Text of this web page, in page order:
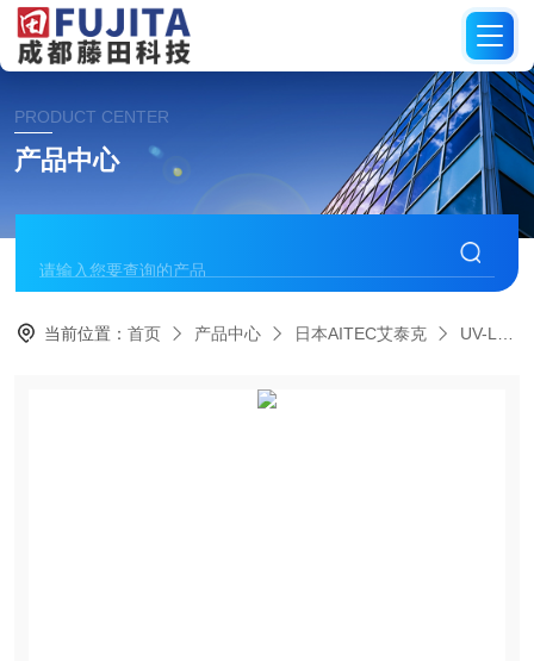
PRODUCT CENTER
产品中心
当前位置：首页 产品中心 日本AITEC艾泰克 UV-LED光源